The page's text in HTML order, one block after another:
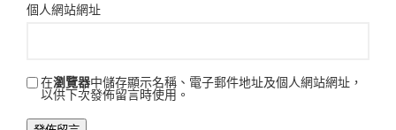
個人網站網址
在瀏覽器中儲存顯示名稱、電子郵件地址及個人網站網址，
以供下次發佈留言時使用。